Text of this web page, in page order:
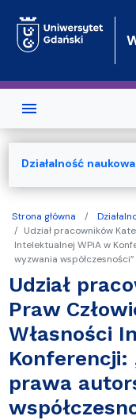
Strona główna
Udział pracowników
Intelektualnej WPiA w
wyzwania współczesności”
Udział
Praw
Własności
Konferencji:
prawa
Działalność naukowa